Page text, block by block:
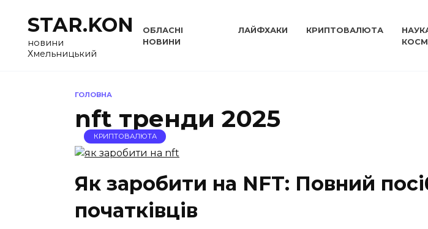
вмістуSTAR.KON
новини
Хмельницький
ОБЛАСНІ
НОВИНИ
ЛАЙФХАКИ КРИПТОВАЛЮТА
ГОЛОВНА
nft тренди 2025
КРИПТОВАЛЮТА
Як заробити на NFT: Повний
початківців